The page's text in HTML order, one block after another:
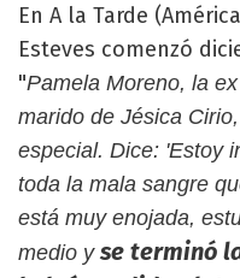
En A la Tarde
Esteves comenzó
"Pamela Moreno, la
marido de Jésica
especial. Dice: 'Estoy
toda la mala sangre
está muy enojada,
medio y se terminó